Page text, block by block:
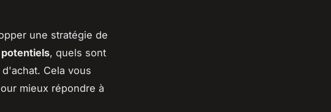
une stratégie de
, quels sont
Cela vous
mieux répondre à